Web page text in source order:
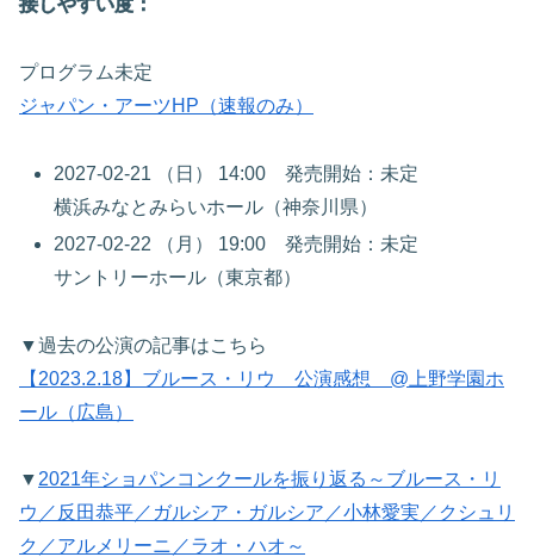
接しやすい度：
プログラム未定
ジャパン・アーツHP（速報のみ）
2027-02-21 （日） 14:00 発売開始：未定
横浜みなとみらいホール（神奈川県）
2027-02-22 （月） 19:00 発売開始：未定
サントリーホール（東京都）
▼過去の公演の記事はこちら
【2023.2.18】ブルース・リウ 公演感想 @上野学園ホ
ール（広島）
▼ 2021年ショパンコンクールを振り返る～ブルース・リ
ウ／反田恭平／ガルシア・ガルシア／小林愛実／クシュリ
ク／アルメリーニ／ラオ・ハオ～